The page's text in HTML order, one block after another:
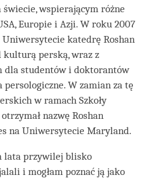
wspierającym różne
Europie i Azji. W roku 2007
katedrę Roshan
kulturą perską, wraz z
dla studentów i doktorantów
W zamian za tę
w ramach Szkoły
nazwę Roshan
na Uniwersytecie Maryland.
lata przywilej blisko
i mogłam poznać ją jako